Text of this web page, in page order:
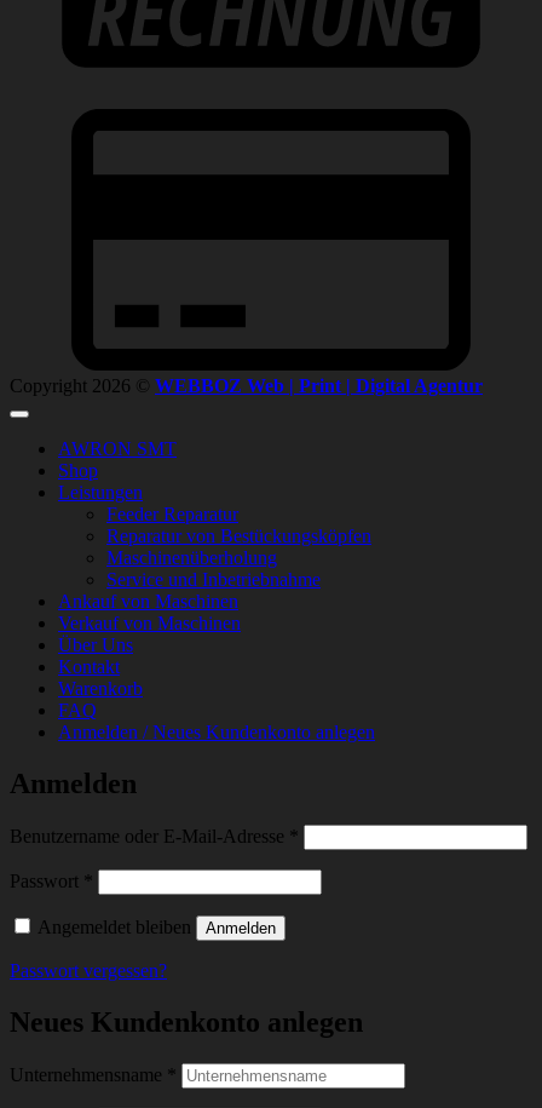
Copyright 2026 © WEBBOZ Web | Print | Digital Agentur
AWRON SMT
Shop
Leistungen
Feeder Reparatur
Reparatur von Bestückungsköpfen
Maschinenüberholung
Service und Inbetriebnahme
Ankauf von Maschinen
Verkauf von Maschinen
Über Uns
Kontakt
Warenkorb
FAQ
Anmelden / Neues Kundenkonto anlegen
Anmelden
Benutzername oder E-Mail-Adresse *
Passwort *
Angemeldet bleiben Anmelden
Passwort vergessen?
Neues Kundenkonto anlegen
Unternehmensname *